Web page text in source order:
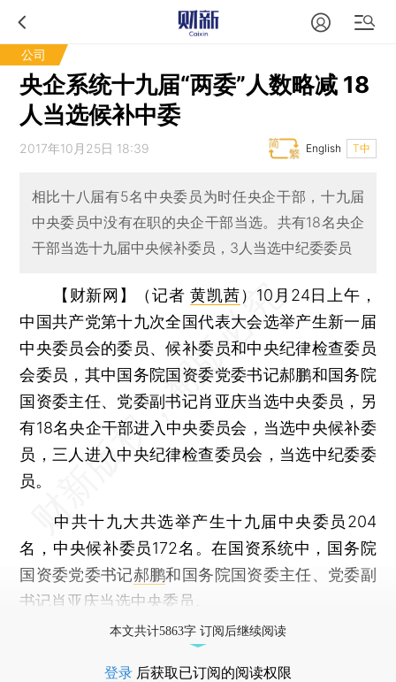
公司
央企系统十九届“两委”人数略减 18
人当选候补中委
2017年10月25日 18:39 T中
English
相比十八届有5名中央委员为时任央企干部，十九届
中央委员中没有在职的央企干部当选。共有18名央企
干部当选十九届中央候补委员，3人当选中纪委委员
【财新网】（记者黄凯茜） 10月24日上午，
中国共产党第十九次全国代表大会选举产生新一届
中央委员会的委员、候补委员和中央纪律检查委员
会委员，其中国务院国资委党委书记郝鹏和国务院
国资委主任、党委副书记肖亚庆当选中央委员，另
有18名央企干部进入中央委员会，当选中央候补委
员，三人进入中央纪律检查委员会，当选中纪委委
员。
中共十九大共选举产生十九届中央委员204
名，中央候补委员172名。在国资系统中，国务院
国资委党委书记郝鹏和国务院国资委主任、党委副
书记肖亚庆当选中央委员。
本文共计5863字 订阅后继续阅读
登录 后获取已订阅的阅读权限